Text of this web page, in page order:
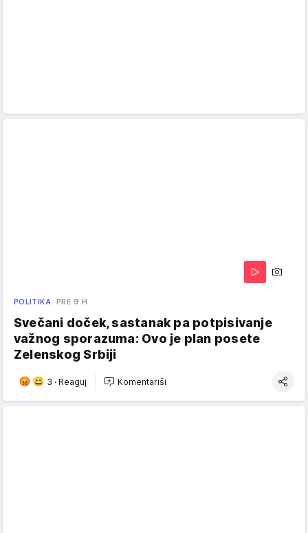
POLITIKA PRE 9 H
Svečani doček, sastanak pa potpisivanje
važnog sporazuma: Ovo je plan posete
Zelenskog Srbiji
3 · Reaguj Komentariši